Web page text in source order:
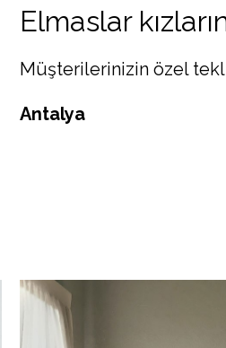
Elmaslar
Müşterilerinizin özel
Antalya